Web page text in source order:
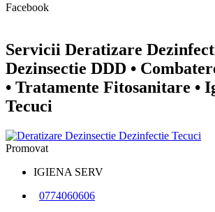
Facebook
Servicii Deratizare
Dezinsectie DDD •
• Tratamente Fitosanitare •
Tecuci
Promovat
IGIENA SERV
0774060606